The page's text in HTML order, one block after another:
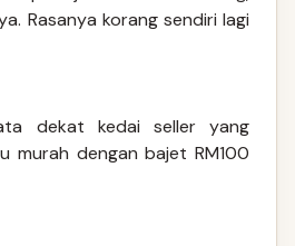
Rasanya korang sendiri lagi
dekat kedai seller yang
murah dengan bajet RM100